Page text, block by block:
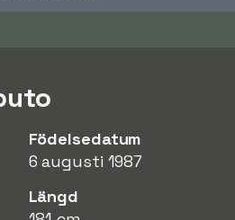
Födelsedatum
6 augusti 1987
Längd